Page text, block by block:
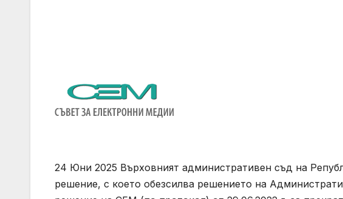
24 Юни 2025 Върховният административен съд на
решение, с което обезсилва решението на